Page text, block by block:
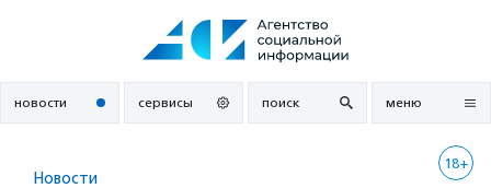
новости сервисы поиск меню
18+
Новости